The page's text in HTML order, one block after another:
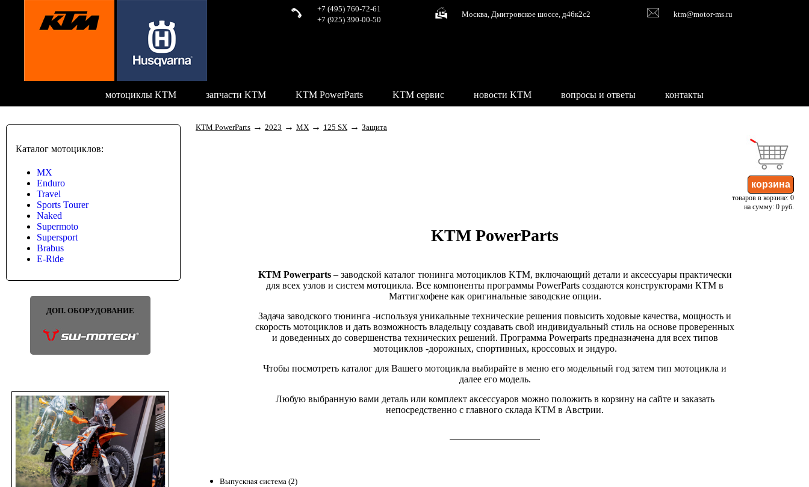
+7 (495) 760-72-61
+7 (925) 390-00-50
Москва, Дмитровское шоссе, д46к2с2 ktm@motor-ms.ru
мотоциклы KTM запчасти KTM KTM PowerParts KTM сервис новости KTM вопросы и ответы контакты
Каталог мотоциклов:
MX
Enduro
Travel
Sports Tourer
Naked
Supermoto
Supersport
Brabus
E-Ride
ДОП. ОБОРУДОВАНИЕ
KTM PowerParts → 2023 → MX → 125 SX → Защита
товаров в корзине: 0
на сумму: 0 руб.
KTM PowerParts
KTM Powerparts– заводской каталог тюнинга мотоциклов KTM, включающий детали и аксессуары практически
для всех узлов и систем мотоцикла. Все компоненты программы PowerParts создаются конструкторами КТМ в
Маттигхофене как оригинальные заводские опции.
Задача заводского тюнинга -используя уникальные технические решения повысить ходовые качества, мощность и
скорость мотоциклов и дать возможность владельцу создавать свой индивидуальный стиль на основе проверенных
и доведенных до совершенства технических решений. Программа Powerparts предназначена для всех типов
мотоциклов -дорожных, спортивных, кроссовых и эндуро.
Чтобы посмотреть каталог для Вашего мотоцикла выбирайте в меню его модельный год затем тип мотоцикла и
далее его модель.
Любую выбранную вами деталь или комплект аксессуаров можно положить в корзину на сайте и заказать
непосредственно с главного склада КТМ в Австрии.
Выпускная система (2)